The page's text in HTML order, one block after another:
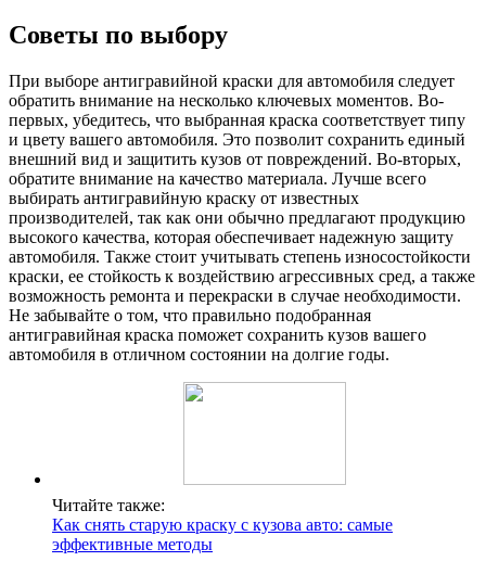
Советы по выбору
При выборе антигравийной краски для автомобиля следует
обратить внимание на несколько ключевых моментов. Во-
первых, убедитесь, что выбранная краска соответствует типу
и цвету вашего автомобиля. Это позволит сохранить единый
внешний вид и защитить кузов от повреждений. Во-вторых,
обратите внимание на качество материала. Лучше всего
выбирать антигравийную краску от известных
производителей, так как они обычно предлагают продукцию
высокого качества, которая обеспечивает надежную защиту
автомобиля. Также стоит учитывать степень износостойкости
краски, ее стойкость к воздействию агрессивных сред, а также
возможность ремонта и перекраски в случае необходимости.
Не забывайте о том, что правильно подобранная
антигравийная краска поможет сохранить кузов вашего
автомобиля в отличном состоянии на долгие годы.
Читайте также:
Как снять старую краску с кузова авто: самые
эффективные методы